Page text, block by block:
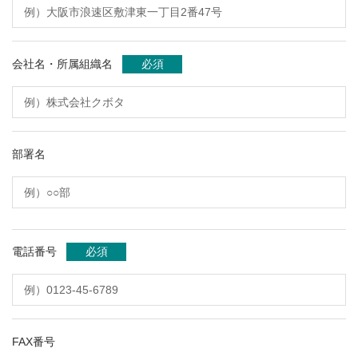
会社名・所属組織名 必須
部署名
電話番号 必須
FAX番号